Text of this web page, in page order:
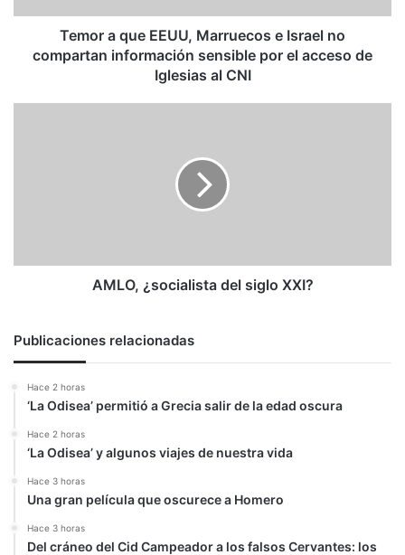
compartan
información
sensible
Temor a que EEUU, Marruecos e Israel no
compartan información sensible por el acceso de
Iglesias al CNI
AMLO, ¿socialista del siglo XXI?
Publicaciones relacionadas
Hace 2 horas
‘La Odisea’ permitió a Grecia salir de la edad oscura
Hace 2 horas
‘La Odisea’ y algunos viajes de nuestra vida
Hace 3 horas
Una gran película que oscurece a Homero
Hace 3 horas
Del cráneo del Cid Campeador a los falsos Cervantes: los